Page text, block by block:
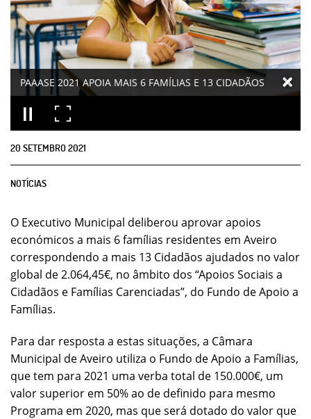
PAAASE 2021 APOIA MAIS 6 FAMÍLIAS E 13 CIDADÃOS
20 SETEMBRO2021
NOTÍCIAS
O Executivo Municipal deliberou aprovar apoios
económicos a mais 6 famílias residentes em Aveiro
correspondendo a mais 13 Cidadãos ajudados no valor
global de 2.064,45€, no âmbito dos “Apoios Sociais a
Cidadãos e Famílias Carenciadas”, do Fundo de Apoio a
Famílias.
Para dar resposta a estas situações, a Câmara
Municipal de Aveiro utiliza o Fundo de Apoio a Famílias,
que tem para 2021 uma verba total de 150.000€, um
valor superior em 50% ao de definido para mesmo
Programa em 2020, mas que será dotado do valor que